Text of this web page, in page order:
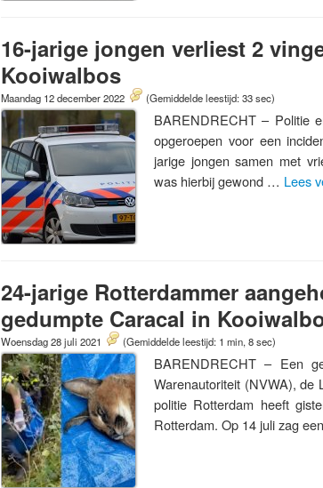
16-jarige jongen verliest 2
Kooiwalbos
Maandag 12 december 2022 (Gemiddelde leestijd: 33 sec)
BARENDRECHT – Politie
opgeroepen voor een
jarige jongen samen met
was hierbij gewond … Lees
24-jarige Rotterdammer
gedumpte Caracal in
Woensdag 28 juli 2021 (Gemiddelde leestijd: 1 min, 8 sec)
BARENDRECHT – Een
Warenautoriteit (NVWA), de
politie Rotterdam heeft
Rotterdam. Op 14 juli zag